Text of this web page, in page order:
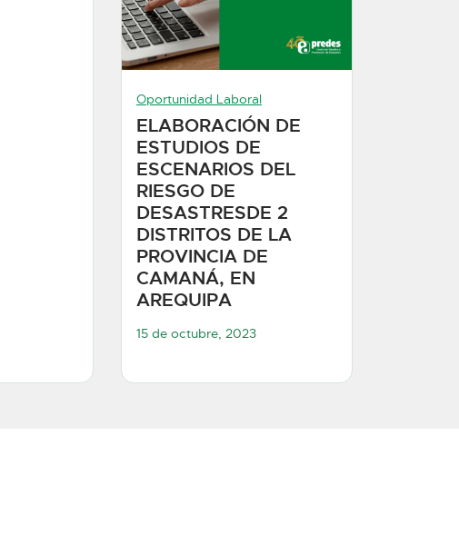
Oportunidad Laboral
ELABORACIÓN DE
ESTUDIOS DE
ESCENARIOS DEL
RIESGO DE
DESASTRESDE 2
DISTRITOS DE LA
PROVINCIA DE
CAMANÁ, EN
AREQUIPA
15 de octubre, 2023